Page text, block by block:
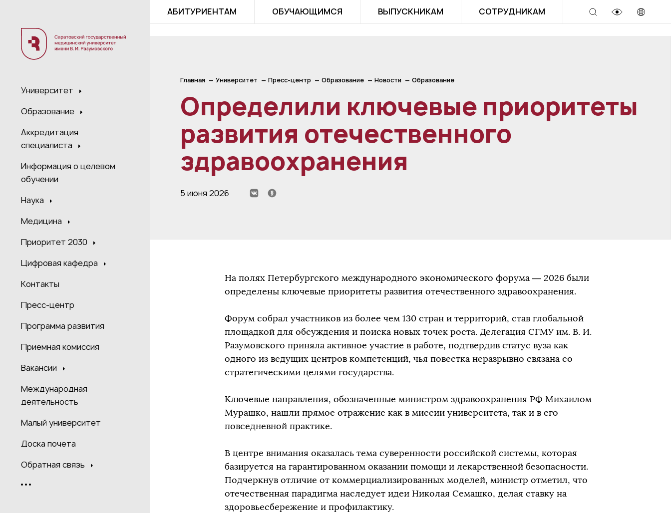
Университет
Образование
Аккредитация
специалиста
Информация о целевом
обучении
Наука
Медицина
Приоритет 2030
Цифровая кафедра
Контакты
Пресс-центр
Программа развития
Приемная комиссия
Вакансии
Международная
деятельность
Малый университет
Доска почета
Обратная связь
АБИТУРИЕНТАМ ОБУЧАЮЩИМСЯ ВЫПУСКНИКАМ СОТРУДНИКАМ
Главная Университет Пресс-центр Образование Новости Образование
Определили ключевые приоритеты
развития отечественного
здравоохранения
5 июня 2026
На полях Петербургского международного экономического форума — 2026 были
определены ключевые приоритеты развития отечественного здравоохранения.
Форум собрал участников из более чем 130 стран и территорий, став глобальной
площадкой для обсуждения и поиска новых точек роста. Делегация СГМУ им. В. И.
Разумовского приняла активное участие в работе, подтвердив статус вуза как
одного из ведущих центров компетенций, чья повестка неразрывно связана со
стратегическими целями государства.
Ключевые направления, обозначенные министром здравоохранения РФ Михаилом
Мурашко, нашли прямое отражение как в миссии университета, так и в его
повседневной практике.
В центре внимания оказалась тема суверенности российской системы, которая
базируется на гарантированном оказании помощи и лекарственной безопасности.
Подчеркнув отличие от коммерциализированных моделей, министр отметил, что
отечественная парадигма наследует идеи Николая Семашко, делая ставку на
здоровьесбережение и профилактику.